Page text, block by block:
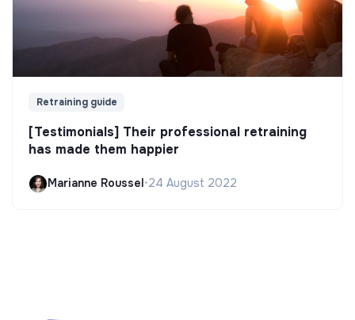
Retraining guide
[Testimonials] Their professional retraining
has made them happier
Marianne Roussel •24 August 2022